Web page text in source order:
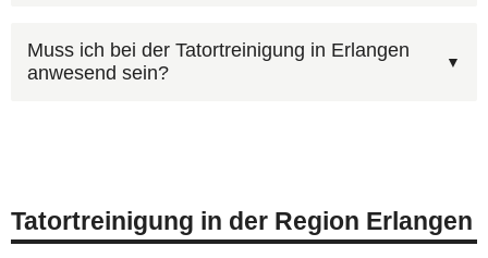
Kosten Sie rechnen müssen. Rufen Sie uns unter
0800 6003005 an oder nutzen Sie das
Bei einem Todesfall mit polizeilicher Ermittlung
muss die Wohnung in Erlangen erst von der
Muss ich bei der Tatortreinigung in Erlangen
anwesend sein?
Fahrzeuge noch Mitarbeiter Rückschlüsse auf
Tatortreinigung in der Region Erlangen